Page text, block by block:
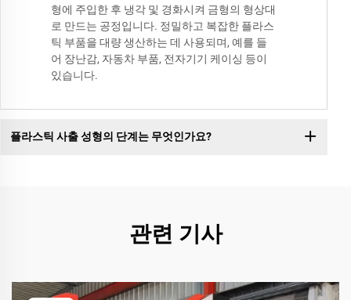
형에 주입한 후 냉각 및 경화시켜 금형의 형상대
로 만드는 공정입니다. 정밀하고 복잡한 플라스
틱 부품을 대량 생산하는 데 사용되며, 예를 들
어 장난감, 자동차 부품, 전자기기 케이싱 등이
있습니다.
플라스틱 사출 성형의 단계는 무엇인가요?
관련 기사